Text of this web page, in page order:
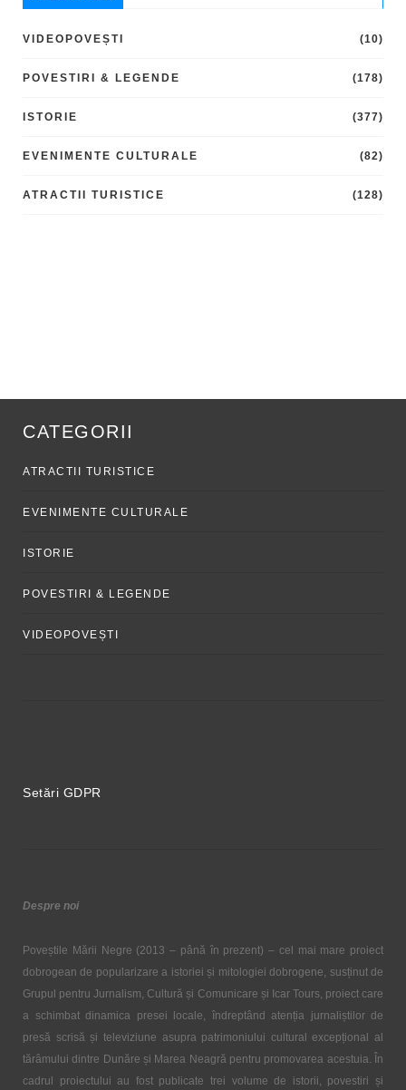
VIDEOPOVEȘTI (10)
POVESTIRI & LEGENDE (178)
ISTORIE (377)
EVENIMENTE CULTURALE (82)
ATRACTII TURISTICE (128)
CATEGORII
ATRACTII TURISTICE
EVENIMENTE CULTURALE
ISTORIE
POVESTIRI & LEGENDE
VIDEOPOVEȘTI
Setări GDPR
Despre noi
Poveștile Mării Negre (2013 – până în prezent) – cel mai mare proiect
dobrogean de popularizare a istoriei și mitologiei dobrogene, susținut de
Grupul pentru Jurnalism, Cultură și Comunicare și Icar Tours, proiect care
a schimbat dinamica presei locale, îndreptând atenția jurnaliștilor de
presă scrisă și televiziune asupra patrimoniului cultural excepțional al
tărâmului dintre Dunăre și Marea Neagră pentru promovarea acestuia. În
cadrul proiectului au fost publicate trei volume de istorii, povestiri și